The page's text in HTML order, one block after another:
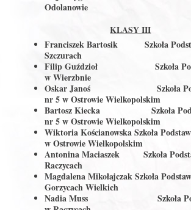
Odolanowie
KLASY III
Franciszek Bartosik Szkoła
Szczurach
Filip Guździoł Szkoła
w Wierzbnie
Oskar Janoś Szkoła
nr 5 w Ostrowie Wielkopolskim
Bartosz Kiecka Szkoła
nr 5 w Ostrowie Wielkopolskim
Wiktoria KościanowskaSzkoła
w Ostrowie Wielkopolskim
Antonina Maciaszek Szkoła
Raczycach
Magdalena MikołajczakSzkoła
Gorzycach Wielkich
Nadia Muss Szkoła